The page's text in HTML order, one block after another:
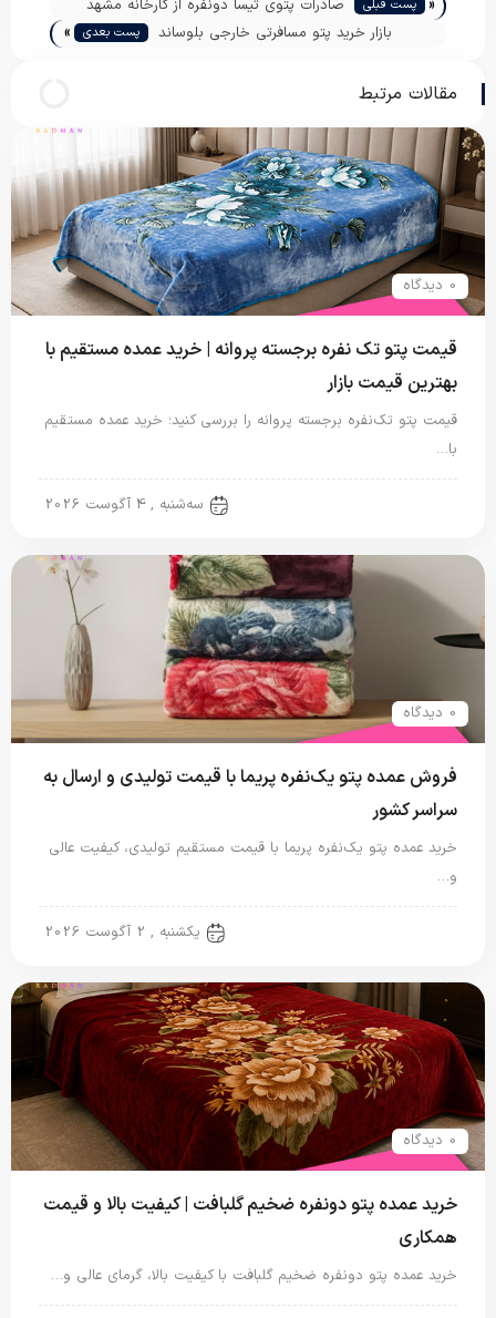
پست قبلی
صادرات پتوی تیسا دونفره از کارخانه مشهد
بازار خرید پتو مسافرتی خارجی بلوساند
پست بعدی »
مقالات مرتبط
0 دیدگاه
قیمت پتو تک نفره برجسته پروانه | خرید عمده مستقیم با
بهترین قیمت بازار
قیمت پتو تک‌نفره برجسته پروانه را بررسی کنید؛ خرید عمده مستقیم
با…
سه‌شنبه , 4 آگوست 2026
0 دیدگاه
فروش عمده پتو یک‌نفره پریما با قیمت تولیدی و ارسال به
سراسر کشور
خرید عمده پتو یک‌نفره پریما با قیمت مستقیم تولیدی، کیفیت عالی
و…
یکشنبه , 2 آگوست 2026
0 دیدگاه
خرید عمده پتو دونفره ضخیم گلبافت | کیفیت بالا و قیمت
همکاری
خرید عمده پتو دونفره ضخیم گلبافت با کیفیت بالا، گرمای عالی و…